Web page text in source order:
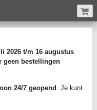
2026 t/m 16 augustus
geen bestellingen
24/7 geopend . Je kunt